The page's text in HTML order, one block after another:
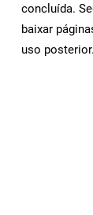
concluída.
baixar
uso posterior.